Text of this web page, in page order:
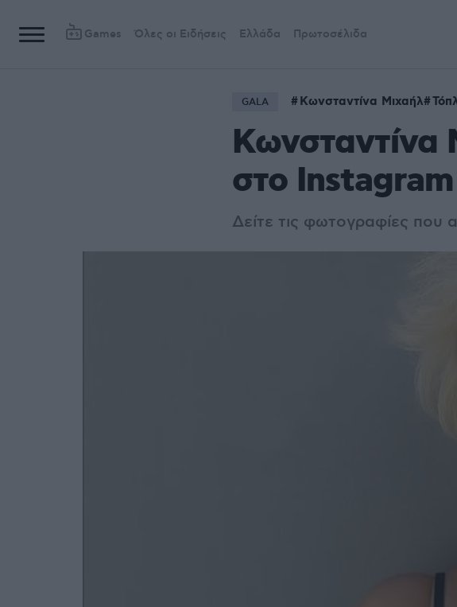
Games Όλες οι Ειδήσεις Ελλάδα Πρωτοσέλιδα
GALA Κωνσταντίνα Μιχαήλ
Κωνσταντίνα
στο Instagram
Δείτε τις φωτογραφίες που